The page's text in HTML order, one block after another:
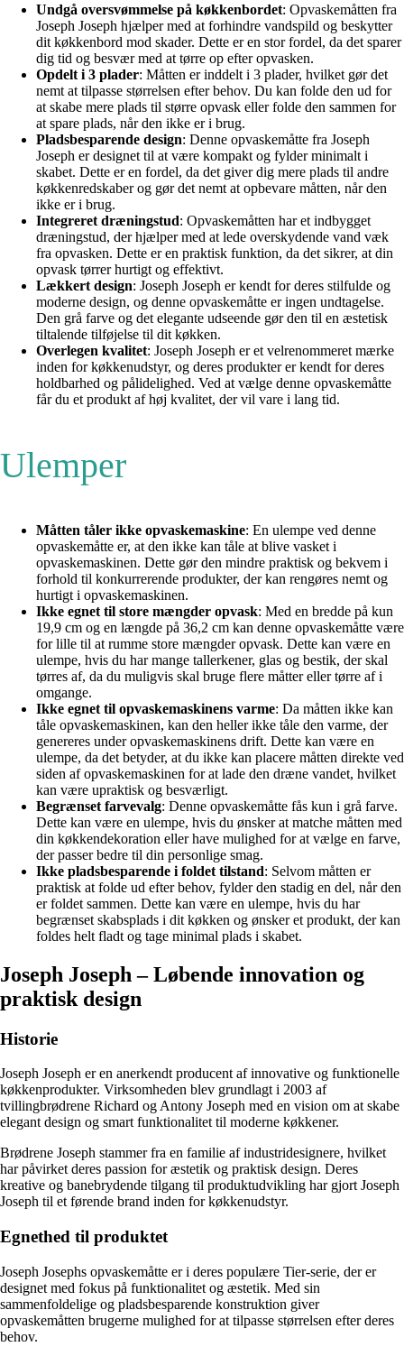
Undgå oversvømmelse på køkkenbordet: Opvaskemåtten fra
Joseph Joseph hjælper med at forhindre vandspild og beskytter
dit køkkenbord mod skader. Dette er en stor fordel, da det sparer
dig tid og besvær med at tørre op efter opvasken.
Opdelt i 3 plader: Måtten er inddelt i 3 plader, hvilket gør det
nemt at tilpasse størrelsen efter behov. Du kan folde den ud for
at skabe mere plads til større opvask eller folde den sammen for
at spare plads, når den ikke er i brug.
Pladsbesparende design: Denne opvaskemåtte fra Joseph
Joseph er designet til at være kompakt og fylder minimalt i
skabet. Dette er en fordel, da det giver dig mere plads til andre
køkkenredskaber og gør det nemt at opbevare måtten, når den
ikke er i brug.
Integreret dræningstud: Opvaskemåtten har et indbygget
dræningstud, der hjælper med at lede overskydende vand væk
fra opvasken. Dette er en praktisk funktion, da det sikrer, at din
opvask tørrer hurtigt og effektivt.
Lækkert design: Joseph Joseph er kendt for deres stilfulde og
moderne design, og denne opvaskemåtte er ingen undtagelse.
Den grå farve og det elegante udseende gør den til en æstetisk
tiltalende tilføjelse til dit køkken.
Overlegen kvalitet: Joseph Joseph er et velrenommeret mærke
inden for køkkenudstyr, og deres produkter er kendt for deres
holdbarhed og pålidelighed. Ved at vælge denne opvaskemåtte
får du et produkt af høj kvalitet, der vil vare i lang tid.
Ulemper
Måtten tåler ikke opvaskemaskine: En ulempe ved denne
opvaskemåtte er, at den ikke kan tåle at blive vasket i
opvaskemaskinen. Dette gør den mindre praktisk og bekvem i
forhold til konkurrerende produkter, der kan rengøres nemt og
hurtigt i opvaskemaskinen.
Ikke egnet til store mængder opvask: Med en bredde på kun
19,9 cm og en længde på 36,2 cm kan denne opvaskemåtte være
for lille til at rumme store mængder opvask. Dette kan være en
ulempe, hvis du har mange tallerkener, glas og bestik, der skal
tørres af, da du muligvis skal bruge flere måtter eller tørre af i
omgange.
Ikke egnet til opvaskemaskinens varme: Da måtten ikke kan
tåle opvaskemaskinen, kan den heller ikke tåle den varme, der
genereres under opvaskemaskinens drift. Dette kan være en
ulempe, da det betyder, at du ikke kan placere måtten direkte ved
siden af opvaskemaskinen for at lade den dræne vandet, hvilket
kan være upraktisk og besværligt.
Begrænset farvevalg: Denne opvaskemåtte fås kun i grå farve.
Dette kan være en ulempe, hvis du ønsker at matche måtten med
din køkkendekoration eller have mulighed for at vælge en farve,
der passer bedre til din personlige smag.
Ikke pladsbesparende i foldet tilstand: Selvom måtten er
praktisk at folde ud efter behov, fylder den stadig en del, når den
er foldet sammen. Dette kan være en ulempe, hvis du har
begrænset skabsplads i dit køkken og ønsker et produkt, der kan
foldes helt fladt og tage minimal plads i skabet.
Joseph Joseph – Løbende innovation og
praktisk design
Historie
Joseph Joseph er en anerkendt producent af innovative og funktionelle
køkkenprodukter. Virksomheden blev grundlagt i 2003 af
tvillingbrødrene Richard og Antony Joseph med en vision om at skabe
elegant design og smart funktionalitet til moderne køkkener.
Brødrene Joseph stammer fra en familie af industridesignere, hvilket
har påvirket deres passion for æstetik og praktisk design. Deres
kreative og banebrydende tilgang til produktudvikling har gjort Joseph
Joseph til et førende brand inden for køkkenudstyr.
Egnethed til produktet
Joseph Josephs opvaskemåtte er i deres populære Tier-serie, der er
designet med fokus på funktionalitet og æstetik. Med sin
sammenfoldelige og pladsbesparende konstruktion giver
opvaskemåtten brugerne mulighed for at tilpasse størrelsen efter deres
behov.